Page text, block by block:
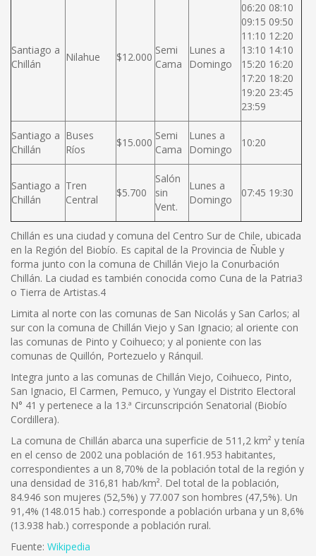
Santiago a
Chillán
Nilahue $12.000
Semi
Cama
Lunes a
Domingo
06:20 08:10
09:15 09:50
11:10 12:20
13:10 14:10
15:20 16:20
17:20 18:20
19:20 23:45
23:59
Santiago a
Chillán
Buses
Ríos
$15.000
Semi
Cama
Lunes a
Domingo
10:20
Santiago a
Chillán
Tren
Central
$5.700
Salón
sin
Vent.
Lunes a
Domingo
07:45 19:30
Chillán es una ciudad y comuna del Centro Sur de Chile, ubicada
en la Región del Biobío. Es capital de la Provincia de Ñuble y
forma junto con la comuna de Chillán Viejo la Conurbación
Chillán. La ciudad es también conocida como Cuna de la Patria3
o Tierra de Artistas.4
Limita al norte con las comunas de San Nicolás y San Carlos; al
sur con la comuna de Chillán Viejo y San Ignacio; al oriente con
las comunas de Pinto y Coihueco; y al poniente con las
comunas de Quillón, Portezuelo y Ránquil.
Integra junto a las comunas de Chillán Viejo, Coihueco, Pinto,
San Ignacio, El Carmen, Pemuco, y Yungay el Distrito Electoral
N° 41 y pertenece a la 13.ª Circunscripción Senatorial (Biobío
Cordillera).
La comuna de Chillán abarca una superficie de 511,2 km² y tenía
en el censo de 2002 una población de 161.953 habitantes,
correspondientes a un 8,70% de la población total de la región y
una densidad de 316,81 hab/km². Del total de la población,
84.946 son mujeres (52,5%) y 77.007 son hombres (47,5%). Un
91,4% (148.015 hab.) corresponde a población urbana y un 8,6%
(13.938 hab.) corresponde a población rural.
Fuente: Wikipedia